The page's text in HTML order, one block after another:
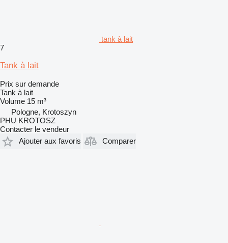
tank à lait
7
Tank à lait
Prix sur demande
Tank à lait
Volume 15 m³
Pologne, Krotoszyn
PHU KROTOSZ
Contacter le vendeur
Ajouter aux favoris
Comparer